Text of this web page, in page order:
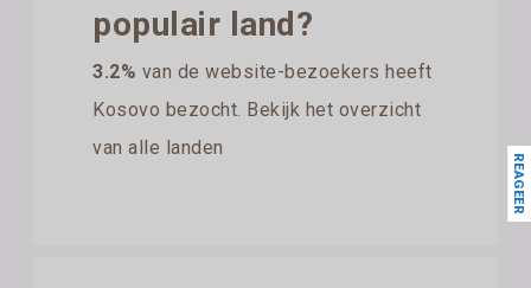
populair land?
3.2% van de website-bezoekers heeft
Kosovo bezocht. Bekijk het overzicht
van alle landen
REAGEER